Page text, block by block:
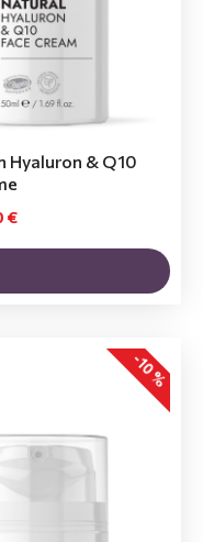
Hyaluron & Q10
€
-10 %